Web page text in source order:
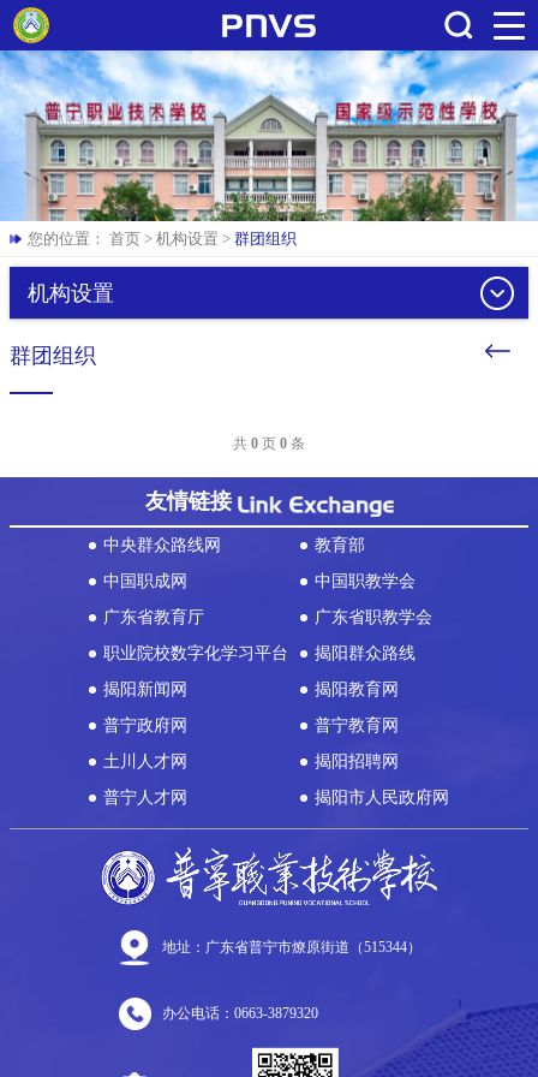
搜索
您的位置： 首页 > 机构设置 > 群团组织
机构设置
群团组织
共 0 页 0 条
友情链接
中央群众路线网
教育部
中国职成网
中国职教学会
广东省教育厅
广东省职教学会
职业院校数字化学习平台
揭阳群众路线
揭阳新闻网
揭阳教育网
普宁政府网
普宁教育网
土川人才网
揭阳招聘网
普宁人才网
揭阳市人民政府网
地址：广东省普宁市燎原街道（515344）
办公电话：0663-3879320